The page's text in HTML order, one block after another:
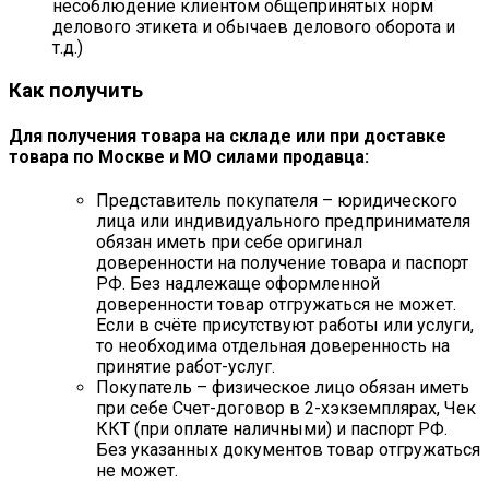
несоблюдение клиентом общепринятых норм
делового этикета и обычаев делового оборота и
т.д.)
Как получить
Для получения товара на складе или при доставке
товара по Москве и МО силами продавца:
Представитель покупателя – юридического
лица или индивидуального предпринимателя
обязан иметь при себе оригинал
доверенности на получение товара и паспорт
РФ. Без надлежаще оформленной
доверенности товар отгружаться не может.
Если в счёте присутствуют работы или услуги,
то необходима отдельная доверенность на
принятие работ-услуг.
Покупатель – физическое лицо обязан иметь
при себе Счет-договор в 2-хэкземплярах, Чек
ККТ (при оплате наличными) и паспорт РФ.
Без указанных документов товар отгружаться
не может.